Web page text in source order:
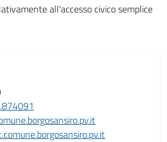
all'accesso civico semplice